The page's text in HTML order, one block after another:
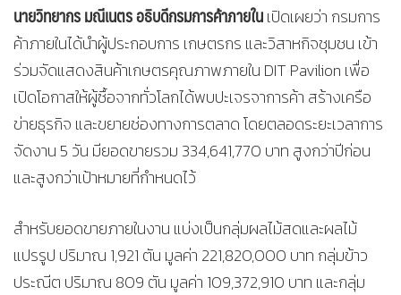
นายวิทยากร มณีเนตร อธิบดีกรมการค้าภายในเปิดเผยว่า กรมการ
ค้าภายในได้นำผู้ประกอบการ เกษตรกร และวิสาหกิจชุมชน เข้า
ร่วมจัดแสดงสินค้าเกษตรคุณภาพภายใน DIT Pavilion เพื่อ
เปิดโอกาสให้ผู้ซื้อจากทั่วโลกได้พบปะเจรจาการค้า สร้างเครือ
ข่ายธุรกิจ และขยายช่องทางการตลาด โดยตลอดระยะเวลาการ
จัดงาน 5 วัน มียอดขายรวม 334,641,770 บาท สูงกว่าปีก่อน
และสูงกว่าเป้าหมายที่กำหนดไว้
สำหรับยอดขายภายในงาน แบ่งเป็นกลุ่มผลไม้สดและผลไม้
แปรรูป ปริมาณ 1,921 ตัน มูลค่า 221,820,000 บาท กลุ่มข้าว
ประณีต ปริมาณ 809 ตัน มูลค่า 109,372,910 บาท และกลุ่ม